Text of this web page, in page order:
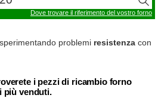
Dove trovare il riferimento del vostro forno
problemi resistenza con
i pezzi di ricambio forno
più venduti.